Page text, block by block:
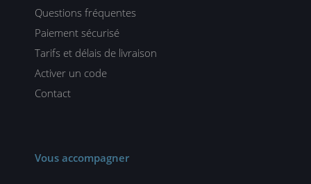
Questions fréquentes
Paiement sécurisé
Tarifs et délais de livraison
Activer un code
Contact
Vous accompagner